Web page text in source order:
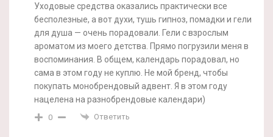
Уходовые средства оказались практически все
бесполезные, а вот духи, тушь гипноз, помадки и гели
для душа — очень порадовали. Гели с взрослым
ароматом из моего детства. Прямо погрузили меня в
воспоминания. В общем, календарь порадовал, но
сама в этом году не куплю. Не мой бренд, чтобы
покупать монобрендовый адвент. Я в этом году
нацелена на разнобрендовые календари)
0 Ответить